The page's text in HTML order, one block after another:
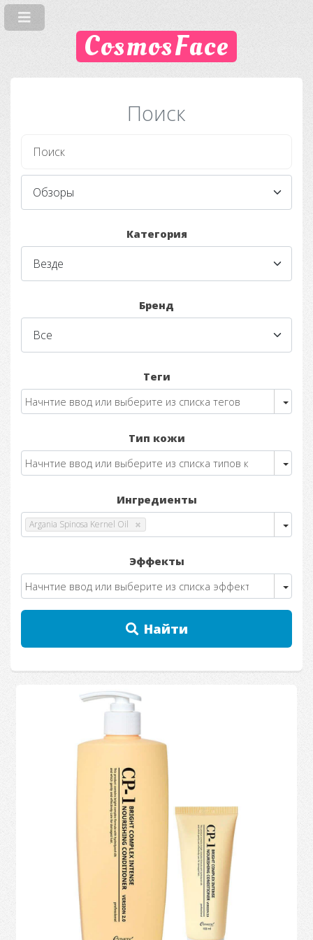
CosmosFace
Поиск
Категория
Бренд
Теги
Тип кожи
Ингредиенты
Argania Spinosa Kernel Oil
Эффекты
Найти